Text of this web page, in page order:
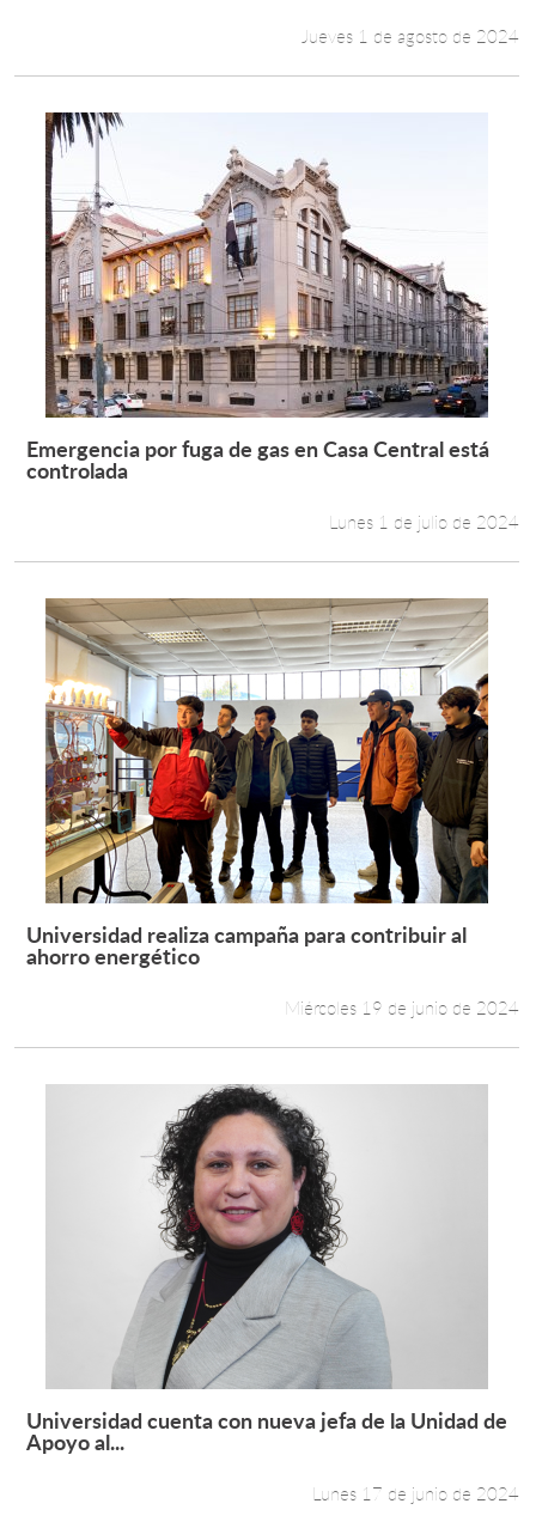
Jueves 1 de agosto de 2024
Leer más +
Emergencia por fuga de gas en Casa Central está
controlada
Lunes 1 de julio de 2024
Leer más +
Universidad realiza campaña para contribuir al
ahorro energético
Miércoles 19 de junio de 2024
Leer más +
Universidad cuenta con nueva jefa de la Unidad de
Apoyo al...
Lunes 17 de junio de 2024